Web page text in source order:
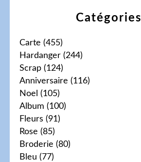
Catégories
Carte (455)
Hardanger (244)
Scrap (124)
Anniversaire (116)
Noel (105)
Album (100)
Fleurs (91)
Rose (85)
Broderie (80)
Bleu (77)